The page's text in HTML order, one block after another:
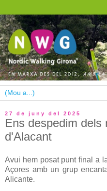
27 de juny del 2025
Ens despedim dels
d'Alacant
Avui hem posat punt final a
Açores amb un grup
Alicante.